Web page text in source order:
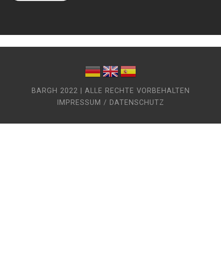
BARGH 2022 | ALLE RECHTE VORBEHALTEN
IMPRESSUM / DATENSCHUTZ